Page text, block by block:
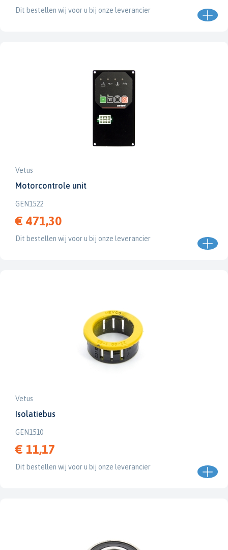
Dit bestellen wij voor u bij onze leverancier
Vetus
Motorcontrole unit
GEN1522
€ 471,30
Dit bestellen wij voor u bij onze leverancier
Vetus
Isolatiebus
GEN1510
€ 11,17
Dit bestellen wij voor u bij onze leverancier